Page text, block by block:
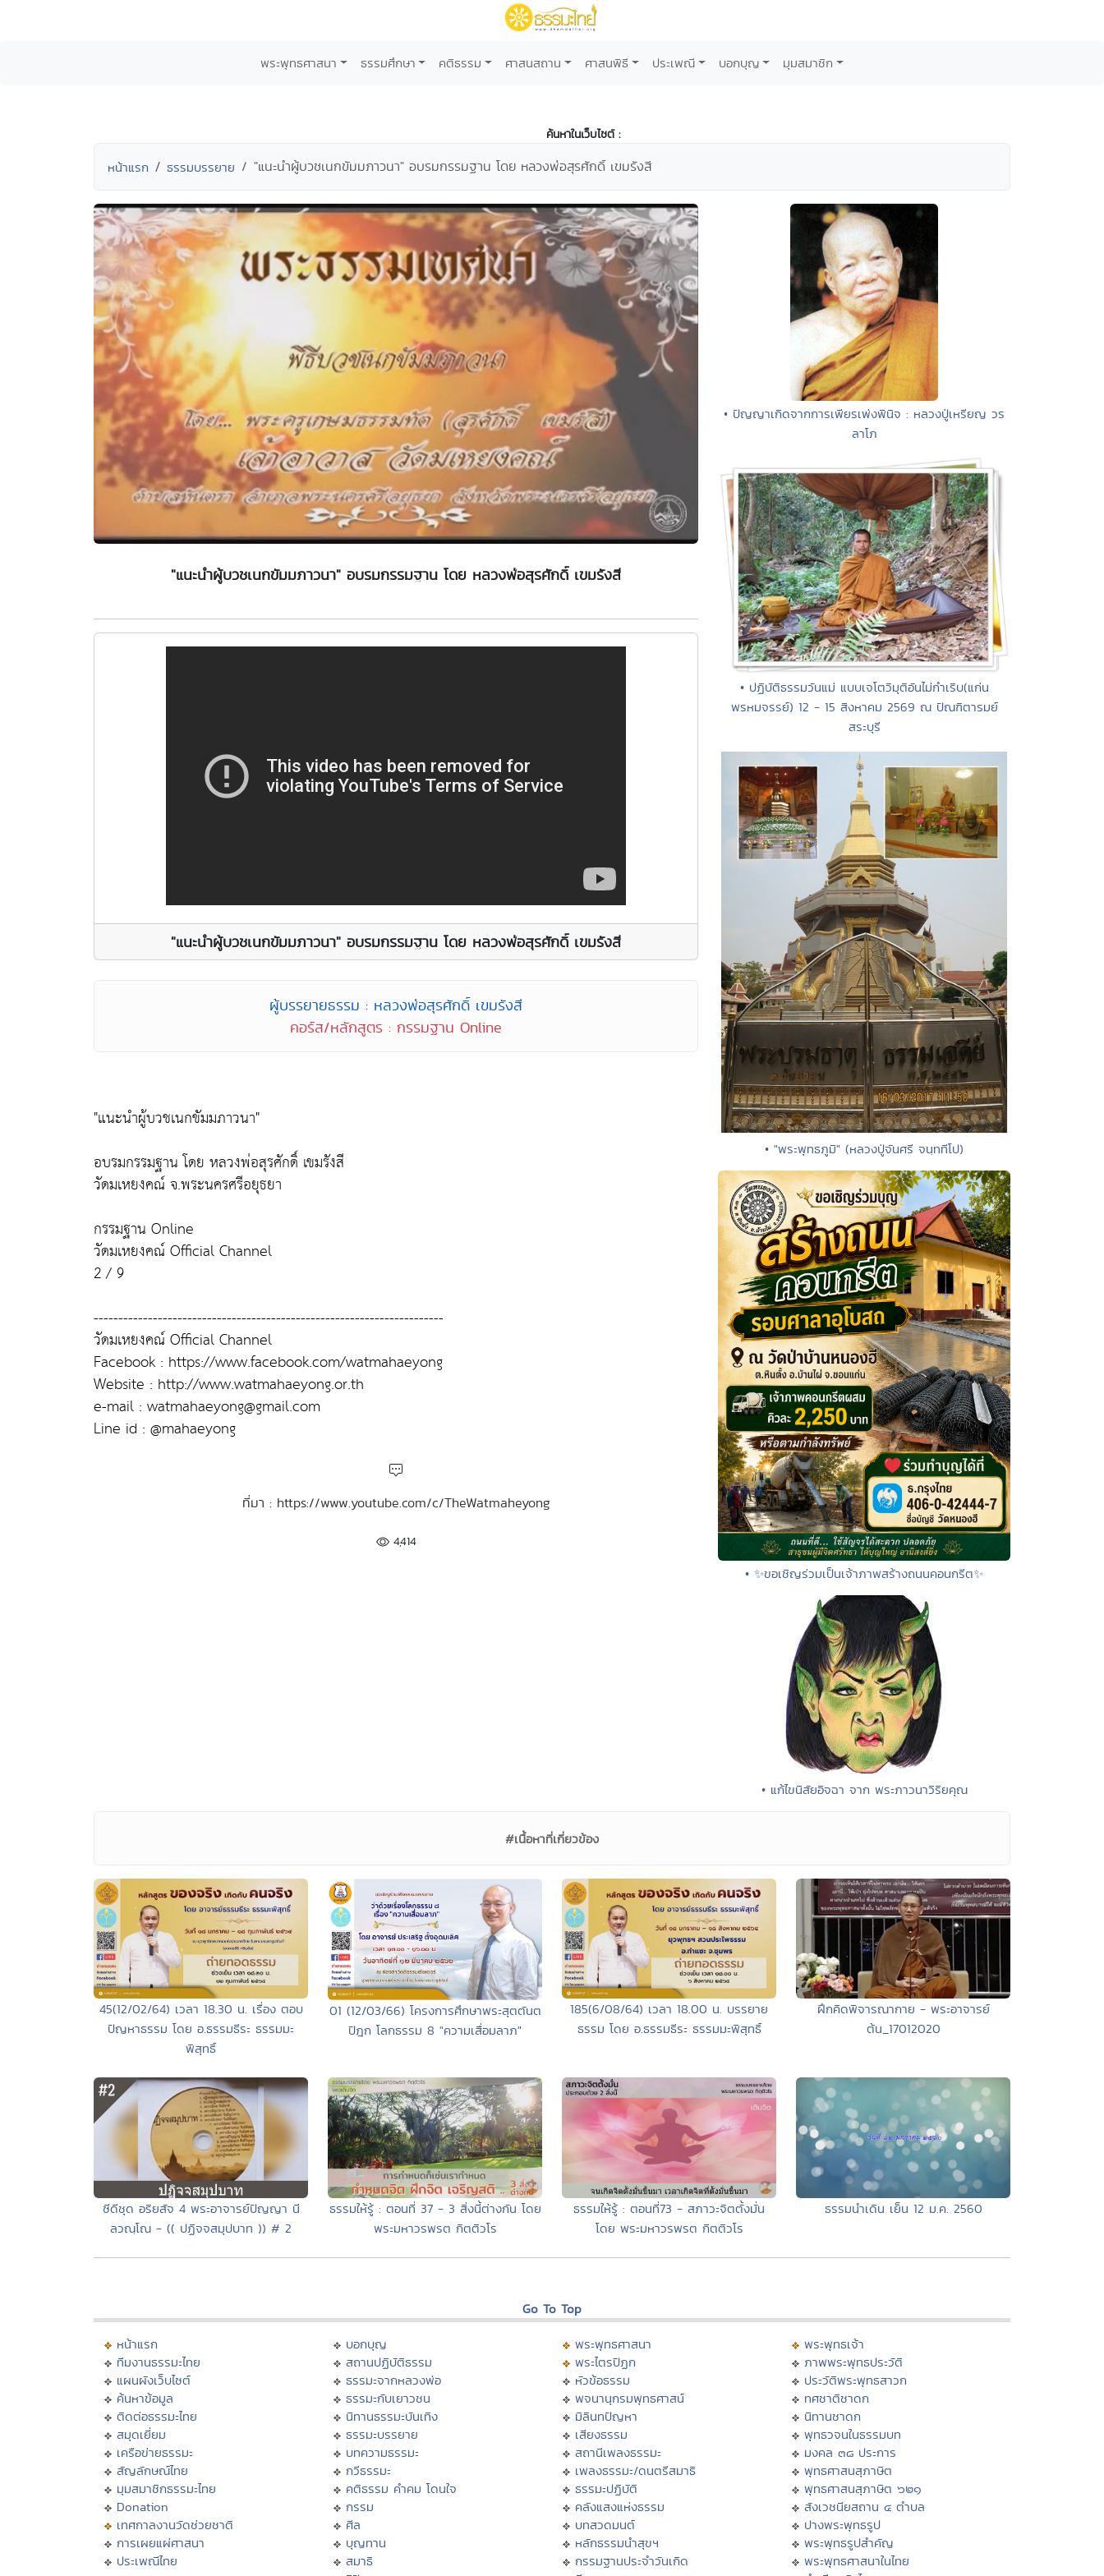
พระพุทธศาสนา ธรรมศึกษา คติธรรม ศาสนสถาน ศาสนพิธี ประเพณี บอกบุญ มุมสมาชิก
ค้นหาในเว็บไซต์ :
หน้าแรก ธรรมบรรยาย "แนะนำผู้บวชเนกขัมมภาวนา" อบรมกรรมฐาน โดย หลวงพ่อสุรศักดิ์ เขมรังสี
"แนะนำผู้บวชเนกขัมมภาวนา" อบรมกรรมฐาน โดย หลวงพ่อสุรศักดิ์ เขมรังสี
"แนะนำผู้บวชเนกขัมมภาวนา" อบรมกรรมฐาน โดย หลวงพ่อสุรศักดิ์ เขมรังสี
ผู้บรรยายธรรม : หลวงพ่อสุรศักดิ์ เขมรังสี
คอร์ส/หลักสูตร : กรรมฐาน Online
"แนะนำผู้บวชเนกขัมมภาวนา"
อบรมกรรมฐาน โดย หลวงพ่อสุรศักดิ์ เขมรังสี
วัดมเหยงคณ์ จ.พระนครศรีอยุธยา
กรรมฐาน Online
วัดมเหยงคณ์ Official Channel
2 / 9
-----------------------------------------------------------------------
วัดมเหยงคณ์ Official Channel
Facebook : https://www.facebook.com/watmahaeyong
Website : http://www.watmahaeyong.or.th
e-mail : watmahaeyong@gmail.com
Line id : @mahaeyong
ที่มา : https://www.youtube.com/c/TheWatmaheyong
4,414
• ปัญญาเกิดจากการเพียรเพ่งพินิจ : หลวงปู่เหรียญ วร
ลาโภ
• ปฏิบัติธรรมวันแม่ แบบเจโตวิมุติอันไม่กำเริบ(แก่น
พรหมจรรย์) 12 - 15 สิงหาคม 2569 ณ ปัณฑิตารมย์
สระบุรี
• "พระพุทธภูมิ" (หลวงปู่จันศรี จนฺททีโป)
• ✨ขอเชิญร่วมเป็นเจ้าภาพสร้างถนนคอนกรีต✨
• แก้ไขนิสัยอิจฉา จาก พระภาวนาวิริยคุณ
#เนื้อหาที่เกี่ยวข้อง
45(12/02/64) เวลา 18.30 น. เรื่อง ตอบ
ปัญหาธรรม โดย อ.ธรรมธีระ ธรรมมะ
พิสุทธิ์
01 (12/03/66) โครงการศึกษาพระสุตตันต
ปิฎก โลกธรรม 8 "ความเสื่อมลาภ"
185(6/08/64) เวลา 18.00 น. บรรยาย
ธรรม โดย อ.ธรรมธีระ ธรรมมะพิสุทธิ์
ฝึกคิดพิจารณากาย - พระอาจารย์
ต้น_17012020
ซีดีชุด อริยสัจ 4 พระอาจารย์ปัญญา นี
ลวณฺโณ - (( ปฏิจจสมุปบาท )) # 2
ธรรมให้รู้ : ตอนที่ 37 - 3 สิ่งนี้ต่างกัน โดย
พระมหาวรพรต กิตติวโร
ธรรมให้รู้ : ตอนที่73 - สภาวะจิตตั้งมั่น
โดย พระมหาวรพรต กิตติวโร
ธรรมนำเดิน เย็น 12 ม.ค. 2560
Go To Top
หน้าแรก
ทีมงานธรรมะไทย
แผนผังเว็บไซต์
ค้นหาข้อมูล
ติดต่อธรรมะไทย
สมุดเยี่ยม
เครือข่ายธรรมะ
สัญลักษณ์ไทย
มุมสมาชิกธรรมะไทย
Donation
เทศกาลงานวัดช่วยชาติ
การเผยแผ่ศาสนา
ประเพณีไทย
บอกบุญ
สถานปฏิบัติธรรม
ธรรมะจากหลวงพ่อ
ธรรมะกับเยาวชน
นิทานธรรมะบันเทิง
ธรรมะบรรยาย
บทความธรรมะ
กวีธรรมะ
คติธรรม คำคม โดนใจ
กรรม
ศีล
บุญทาน
สมาธิ
พระพุทธศาสนา
พระไตรปิฏก
หัวข้อธรรม
พจนานุกรมพุทธศาสน์
มิลินทปัญหา
เสียงธรรม
สถานีเพลงธรรมะ
เพลงธรรมะ/ดนตรีสมาธิ
ธรรมะปฏิบัติ
คลังแสงแห่งธรรม
บทสวดมนต์
หลักธรรมนำสุขฯ
กรรมฐานประจำวันเกิด
พระพุทธเจ้า
ภาพพระพุทธประวัติ
ประวัติพระพุทธสาวก
ทศชาติชาดก
นิทานชาดก
พุทธวจนในธรรมบท
มงคล ๓๘ ประการ
พุทธศาสนสุภาษิต
พุทธศาสนสุภาษิต ๖๒๑
สังเวชนียสถาน ๔ ตำบล
ปางพระพุทธรูป
พระพุทธรูปสำคัญ
พระพุทธศาสนาในไทย